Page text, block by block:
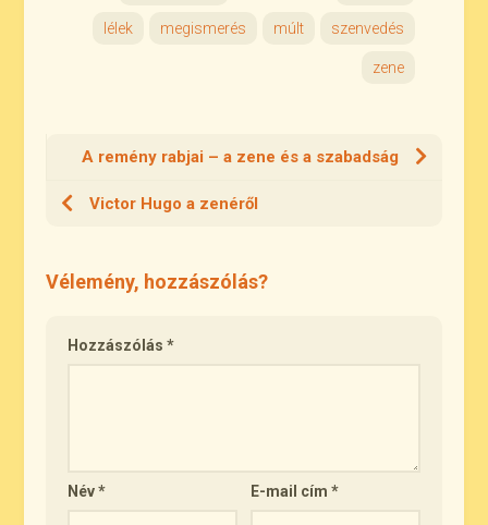
lélek megismerés múlt szenvedés
zene
A remény rabjai – a zene és a szabadság
Victor Hugo a zenéről
Vélemény, hozzászólás?
Hozzászólás*
Név* E-mail cím*